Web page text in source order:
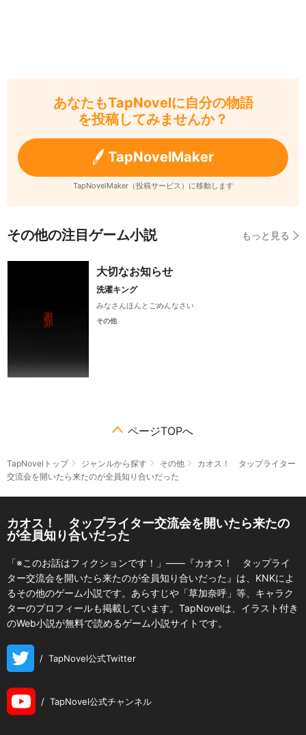
あなたもTapNovelに自分の物語
を投稿してみませんか？
TapNovelMaker
TapNovelMaker（投稿サービス）に移動します
その他の注目ゲーム小説 もっと見る
大切なお知らせ
洗濯キング
みなさんほんとごめんなさい
その他
ページTOPへ
TapNovelトップ ジャンルから探す その他
カオス！ タップライター
交流会を開いたら来たのが全員知り合いだった
カオス！ タップライター交流会を開いたら来たの
が全員知り合いだった
「※このお話はフィクションです！」――『カオス！ タップライ
ター交流会を開いたら来たのが全員知り合いだった』は、KNKによ
るその他のゲーム小説です。あらすじや「草加奈呼」等、キャラク
ターのプロフィールも掲載しています。TapNovelは、イラスト付き
のWeb小説が無料で読めるゲーム小説サイトです。
/ TapNovel公式Twitter
/ TapNovel公式チャンネル